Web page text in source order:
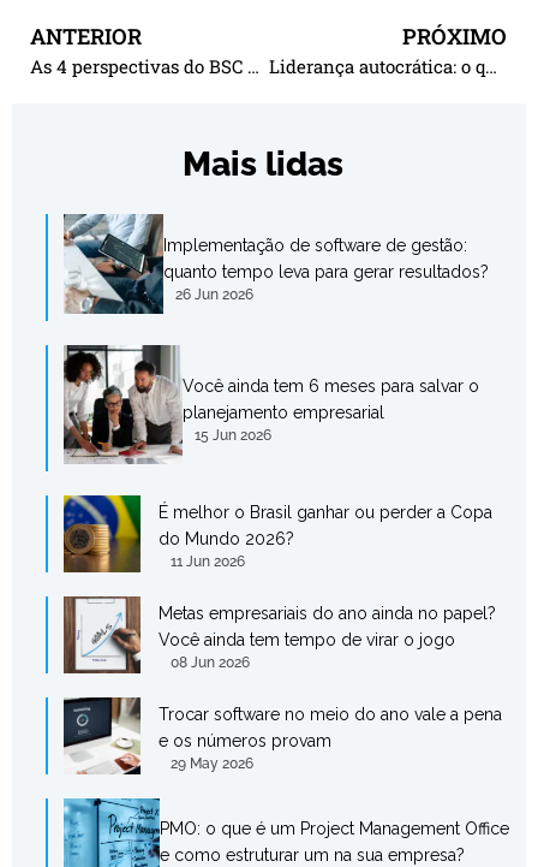
ANTERIOR
As 4 perspectivas do BSC e sua importância na execução da estratégia
PRÓXIMO
Liderança autocrática: o que é, características, vantagens e desvantagens
Mais lidas
Implementação de software de gestão:
quanto tempo leva para gerar resultados?
26 Jun 2026
Você ainda tem 6 meses para salvar o
planejamento empresarial
15 Jun 2026
É melhor o Brasil ganhar ou perder a Copa
do Mundo 2026?
11 Jun 2026
Metas empresariais do ano ainda no papel?
Você ainda tem tempo de virar o jogo
08 Jun 2026
Trocar software no meio do ano vale a pena
e os números provam
29 May 2026
PMO: o que é um Project Management Office
e como estruturar um na sua empresa?